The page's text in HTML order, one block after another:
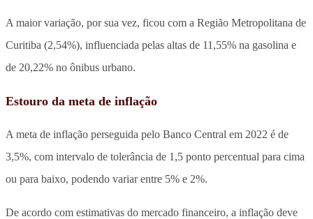
A maior variação, por sua vez, ficou com a Região Metropolitana de
Curitiba (2,54%), influenciada pelas altas de 11,55% na gasolina e
de 20,22% no ônibus urbano.
Estouro da meta de inflação
A meta de inflação perseguida pelo Banco Central em 2022 é de
3,5%, com intervalo de tolerância de 1,5 ponto percentual para cima
ou para baixo, podendo variar entre 5% e 2%.
De acordo com estimativas do mercado financeiro, a inflação deve